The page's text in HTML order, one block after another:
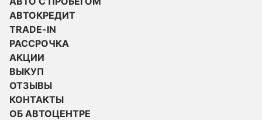
АВТОКРЕДИТ
TRADE-IN
РАССРОЧКА
АКЦИИ
ВЫКУП
ОТЗЫВЫ
КОНТАКТЫ
ОБ АВТОЦЕНТРЕ